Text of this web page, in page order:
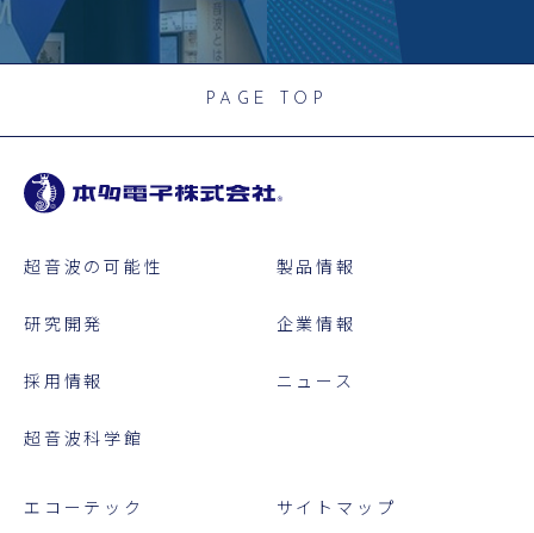
PAGE TOP
超音波の可能性 製品情報
研究開発 企業情報
採用情報 ニュース
超音波科学館
エコーテック サイトマップ